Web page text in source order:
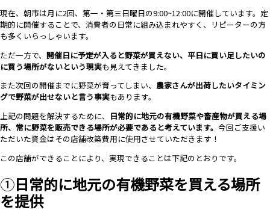
現在、朝市は月に2回、第一・第三日曜日の9:00~12:00に開催しています。定
期的に開催することで、消費者の日常に組み込まれやすく、リピーターの方
も多くいらっしゃいます。
ただ一方で、 開催日に予定が入ると野菜が買えない、平日に買い足したいの
に買う場所がないという現実も見えてきました。
また次回の開催までに野菜が育ってしまい、 農家さんが出荷したいタイミン
グで野菜が出せないと言う事実もあります。
上記の問題を解決するために、 日常的に地元の有機野菜や畜産物が買える場
所、常に野菜を販売できる場所が必要であると考えています。 今回ご支援い
ただいた資金はその店舗改築費用に使用させていただきます！
この店舗ができることにより、実現できることは下記のとおりです。
①日常的に地元の有機野菜を買える場所
を提供